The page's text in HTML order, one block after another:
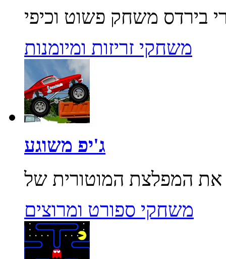
משחקי זריזות ומיומנות
ג'יפ משוגע
משחקי ספורט ומרוצים